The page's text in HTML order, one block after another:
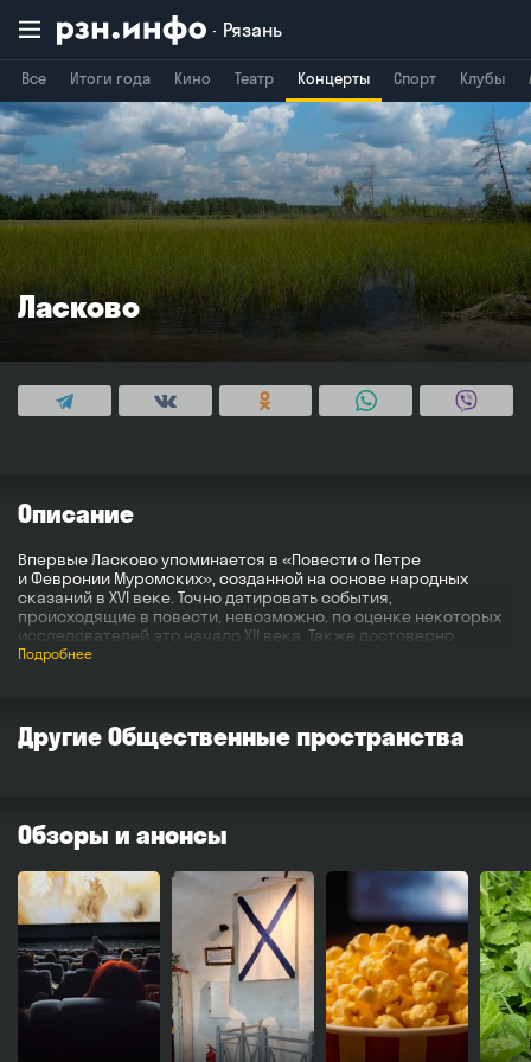
Рязань
Все Итоги года Кино Театр Концерты Спорт Клубы
Брянск
Ласково
Описание
Впервые Ласково упоминается в «Повести о Петре
и Февронии Муромских», созданной на основе народных
сказаний в XVI веке. Точно датировать события,
происходящие в повести, невозможно, по оценке некоторых
исследователей это начало XII века. Также достоверно
не установлено происхождение топонима. Возможно
Петра и Февронии. Каждый год 8 июля отмечается праздник
«День семьи, любви и верности». Село имеет регулярное
Подробнее
Другие Общественные пространства
Обзоры и анонсы